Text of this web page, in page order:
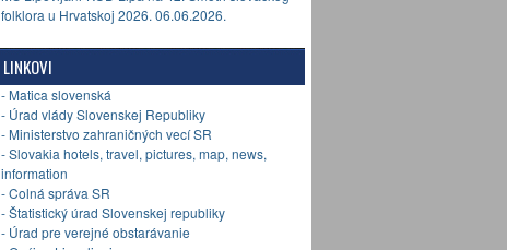
folklora u Hrvatskoj 2026. 06.06.2026.
LINKOVI
- Matica slovenská
- Úrad vlády Slovenskej Republiky
- Ministerstvo zahraničných vecí SR
- Slovakia hotels, travel, pictures, map, news,
information
- Colná správa SR
- Štatistický úrad Slovenskej republiky
- Úrad pre verejné obstarávanie